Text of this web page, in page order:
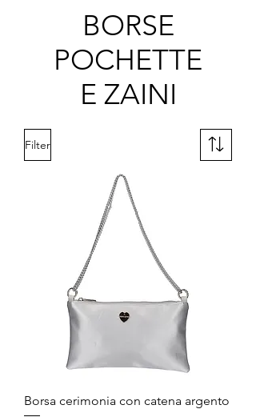
BORSE
POCHETTE
E ZAINI
Filter
Borsa cerimonia con catena argento